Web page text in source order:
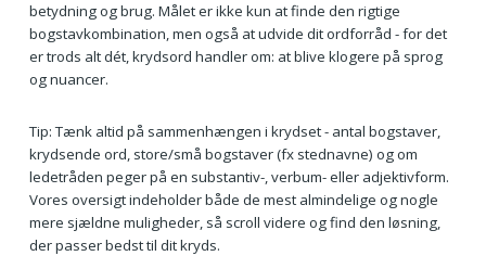
betydning og brug. Målet er ikke kun at finde den rigtige
bogstavkombination, men også at udvide dit ordforråd - for det
er trods alt dét, krydsord handler om: at blive klogere på sprog
og nuancer.
Tip: Tænk altid på sammenhængen i krydset - antal bogstaver,
krydsende ord, store/små bogstaver (fx stednavne) og om
ledetråden peger på en substantiv-, verbum- eller adjektivform.
Vores oversigt indeholder både de mest almindelige og nogle
mere sjældne muligheder, så scroll videre og find den løsning,
der passer bedst til dit kryds.